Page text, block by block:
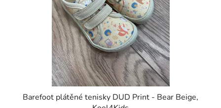
Barefoot plátěné tenisky DUD Print - Bear Beige,